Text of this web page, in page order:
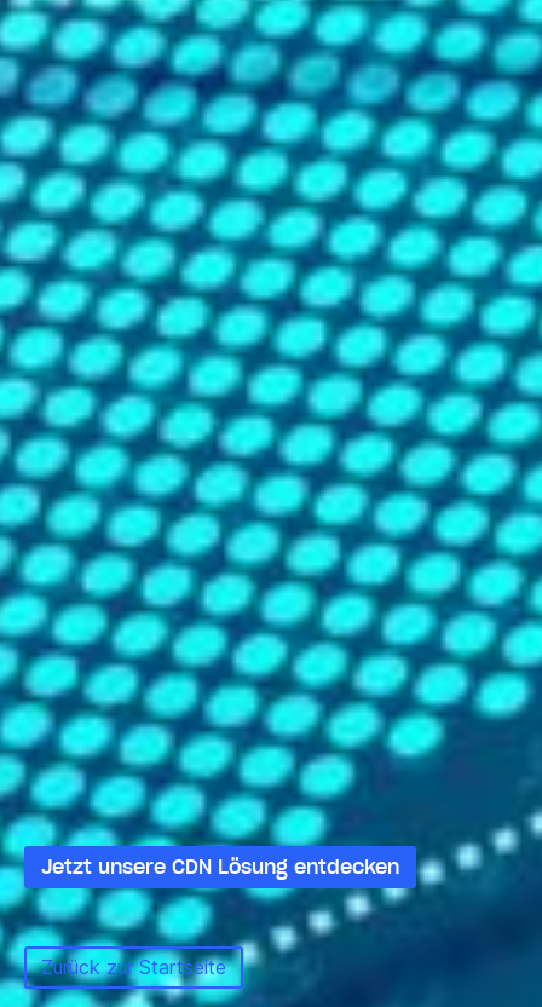
Kontrolle darüber, welche Kontinente oder spezifische
Länder durch unser CDN bedient werden, indem Sie
einzelne Regionen aktivieren oder deaktivieren können.
Diese Anpassungsmöglichkeit ermöglicht es Ihnen,
Ressourcen effizient zu nutzen und die CDN-Leistung
genau dort zu konzentrieren, wo Ihre Kunden sitzen.
Ob Sie eine globale Reichweite anstreben oder sich auf
bestimmte Schlüsselmärkte fokussieren möchten, unser
CDN passt sich Ihren geschäftlichen Anforderungen an
und unterstützt Sie dabei, eine nahtlose und schnelle
Webpräsenz zu bieten.
Des weiteren bieten wir die Option an, nur
Rechenzentren innerhalb der EU zu nutzen um den
Datenschutz zu erhöhen und die Daten nicht außerhalb
der EU zu speichern. Dieses kann aber zu erhöhten
Ladezeiten außerhalb der EU führen.
Warum unser CDN wählen?
Unsere Kunden wählen uns nicht nur wegen unserer
fortschrittlichen Technologie, sondern auch wegen
unseres Engagements für exzellenten Service. Wir
stehen Ihnen mit Rat und Tat zur Seite, um
sicherzustellen, dass Ihre CDN-Integration reibungslos
verläuft und Sie die bestmöglichen Ergebnisse erzielen.
Ein schnelles und sicheres Online-Erlebnis ist in der
heutigen digitalen Wirtschaft unerlässlich. Mit unserem
CDN-Angebot können Sie sich darauf verlassen, dass
Ihre Website nicht nur den Erwartungen Ihrer Nutzer
entspricht, sondern diese sogar übertrifft.
Jetzt unsere CDN Lösung entdecken
Zurück zur Startseite